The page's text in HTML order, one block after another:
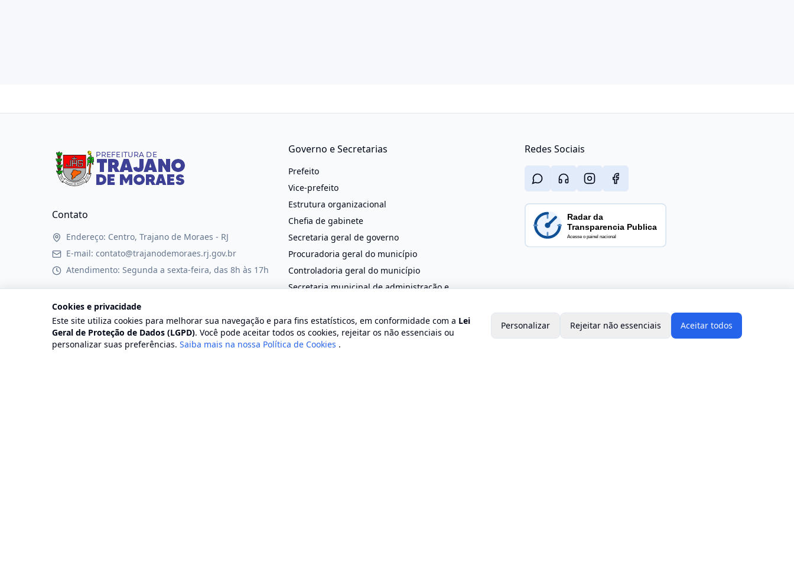
Contato
Endereço: Centro, Trajano de Moraes - RJ
E-mail: contato@trajanodemoraes.rj.gov.br
Atendimento: Segunda a sexta-feira, das 8h às 17h
Governo e Secretarias
Prefeito
Vice-prefeito
Estrutura organizacional
Chefia de gabinete
Secretaria geral de governo
Procuradoria geral do município
Controladoria geral do município
Secretaria municipal de administração e
Secretaria municipal de agricultura
Secretaria municipal de assistência social e direitos
humanos
Redes Sociais
Cookies e privacidade
Este site utiliza cookies para melhorar sua navegação e para fins estatísticos, em conformidade com a Lei
Geral de Proteção de Dados (LGPD). Você pode aceitar todos os cookies, rejeitar os não essenciais ou
personalizar suas preferências. Saiba mais na nossa Política de Cookies .
Personalizar Rejeitar não essenciais Aceitar todos